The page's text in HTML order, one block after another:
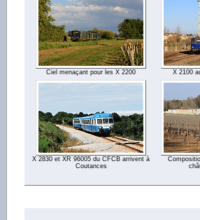
Ciel menaçant pour les X 2200 X 2100
X 2830 et XR 96005 du CFCB arrivent à
Coutances